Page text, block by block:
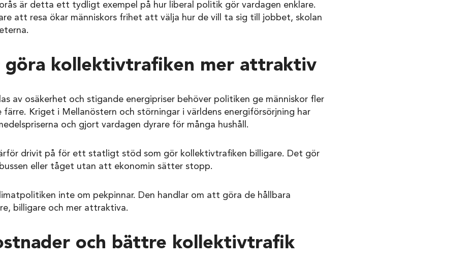
är detta ett tydligt exempel på hur liberal politik gör vardagen enklare.
att resa ökar människors frihet att välja hur de vill ta sig till jobbet, skolan
göra kollektivtrafiken mer attraktiv
av osäkerhet och stigande energipriser behöver politiken ge människor fler
färre. Kriget i Mellanöstern och störningar i världens energiförsörjning har
och gjort vardagen dyrare för många hushåll.
drivit på för ett statligt stöd som gör kollektivtrafiken billigare. Det gör
eller tåget utan att ekonomin sätter stopp.
inte om pekpinnar. Den handlar om att göra de hållbara
billigare och mer attraktiva.
och bättre kollektivtrafik